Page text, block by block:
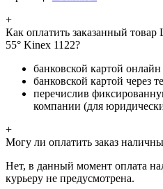
+
Как оплатить заказанный
55° Kinex 1122?
банковской картой онлайн
банковской картой через
перечислив
компании (для
+
Могу ли оплатить заказ
Нет, в данный момент оплата
курьеру не предусмотрена.